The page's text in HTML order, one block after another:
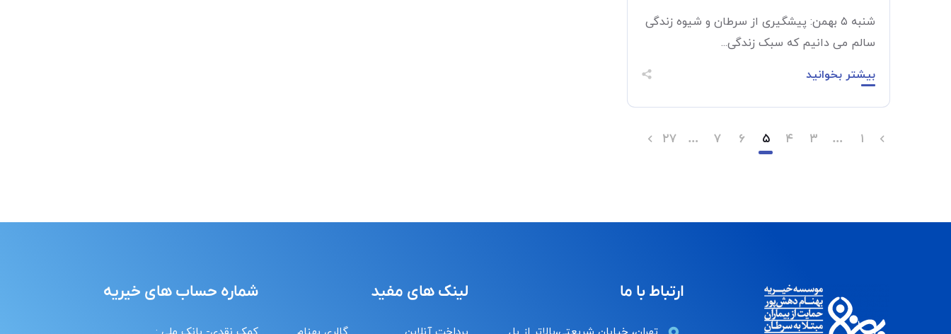
شنبه ۵ بهمن: پیشگیری از سرطان و شیوه زندگی
سالم می دانیم که سبک زندگی...
بیشتر بخوانید
۱ … ۳ ۴ ۵ ۶ ۷ … ۲۷
ارتباط با ما لینک های مفید شماره حساب های خیریه